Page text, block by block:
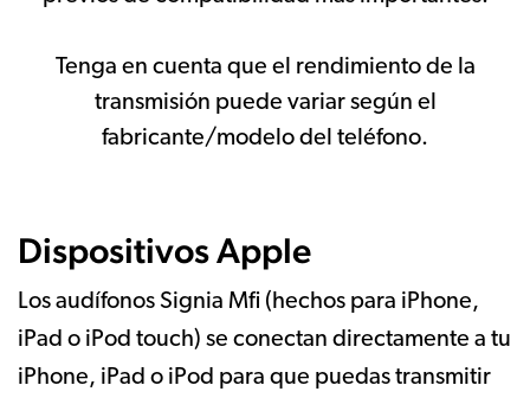
Tenga en cuenta que el rendimiento de la
transmisión puede variar según el
fabricante/modelo del teléfono.
Dispositivos Apple
Los audífonos Signia Mfi (hechos para iPhone,
iPad o iPod touch) se conectan directamente a tu
iPhone, iPad o iPod para que puedas transmitir